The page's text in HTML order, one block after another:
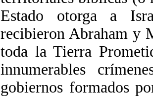
Estado otorga a
recibieron Abraham y
toda la Tierra
innumerables
gobiernos formados